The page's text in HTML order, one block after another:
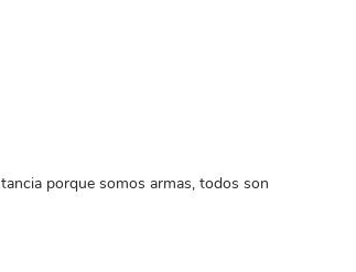
porque somos armas, todos son